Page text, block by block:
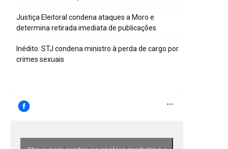
Justiça Eleitoral condena ataques a Moro e
determina retirada imediata de publicações
Inédito: STJ condena ministro à perda de cargo por
crimes sexuais